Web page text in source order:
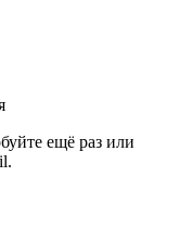
ещё раз или